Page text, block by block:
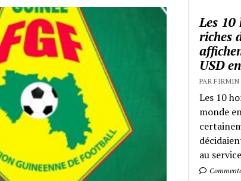
Les 10
riches
USD
PAR FIRMIN
Les 10
monde
au